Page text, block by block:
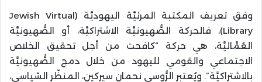
وفق تعريف المكتبة المرئيَّة اليهوديَّة (Jewish Virtual
Library)، فالحركة الصُّهيونيَّة الاشتراكيَّة، أو الصُّهيونيَّة
العُمَّاليَّة، هي حركة “كافحت من أجل تحقيق الخلاص
الاجتماعي والقومي لليهود من خلال دمج الصُّهيونيَّة
بالاشتراكيَّة”. ويُعتبر الرُّوسي نحمان سيركين، المنظّر السّياسي،